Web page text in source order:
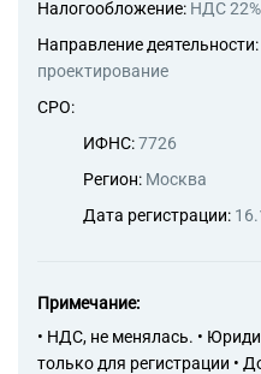
Налогообложение: НДС 22%
Направление деятельности:
проектирование
СРО:
ИФНС:7726
Регион: Москва
Дата регистрации:
Примечание:
• НДС, не менялась. •
только для регистрации •